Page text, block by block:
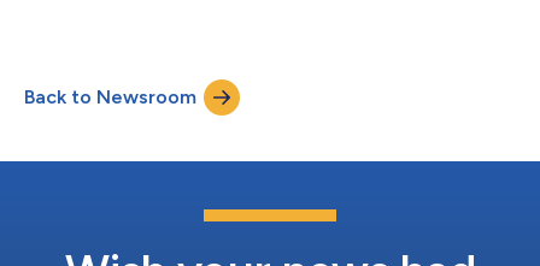
région. Ensemble, ils s'engagent à accompagner les jeunes
startups et entrepreneurs tunisiens dans leur développement
local. Ce partenariat marqu...
Back to Newsroom